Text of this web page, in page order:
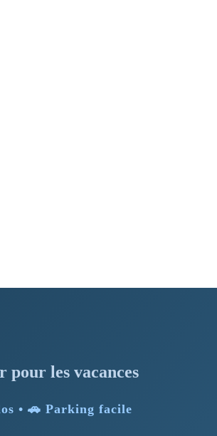
les vacances
• 🚗 Parking facile